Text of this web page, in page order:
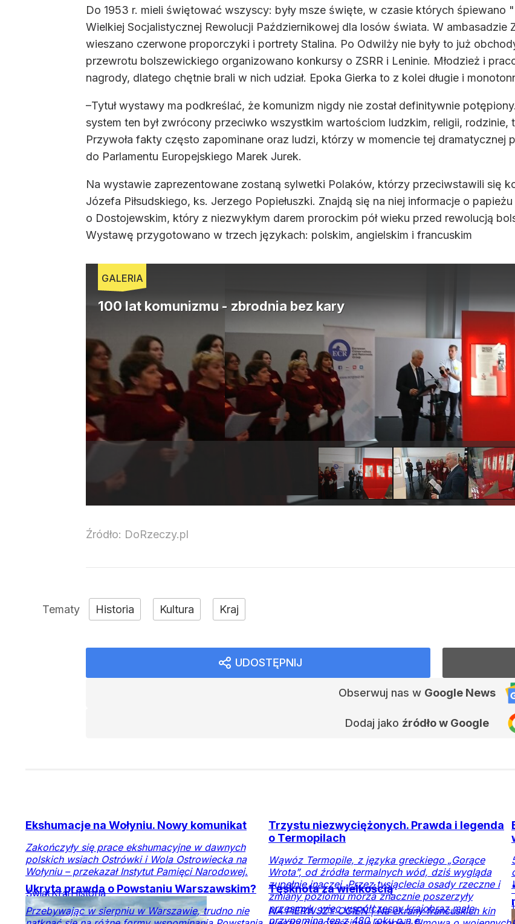
Do 1953 r. mieli świętować wszyscy: były msze święte, w czasie których
Wielkiej Socjalistycznej Rewolucji Październikowej dla losów świata. W
wieszano czerwone proporczyki i portrety Stalina. Po Odwilży nie były to już
przewrotu bolszewickiego organizowano konkursy o ZSRR i Leninie. Młodzież i
nagrody, dlatego chętnie brali w nich udział. Epoka Gierka to z kolei długie i
–Tytuł wystawy ma podkreślać, że komunizm nigdy nie został definitywnie
system ten był zwrócony przeciwko wszystkim wartościom ludzkim, religii,
Przywoła fakty często zapominane oraz ludzi, którzy w momencie tej dramatycznej
do Parlamentu Europejskiego Marek Jurek.
Na wystawie zaprezentowane zostaną sylwetki Polaków, którzy przeciwstawili się
Józefa Piłsudskiego, ks. Jerzego Popiełuszki. Znajdą się na niej informacje o
o Dostojewskim, który z niezwykłym darem prorockim pół wieku przed rewolucją
Wystawę przygotowano w trzech językach: polskim, angielskim i francuskim
Źródło: DoRzeczy.pl
Historia Kultura Kraj
UDOSTĘPNIJ
Obserwuj nas w Google News
Dodaj jako źródło w Google
Ekshumacje na Wołyniu. Nowy komunikat
Zakończyły się prace ekshumacyjne w dawnych
polskich wsiach Ostrówki i Wola Ostrowiecka na
Wołyniu – przekazał Instytut Pamięci Narodowej.
ŚwiatKrajHistoria
Trzystu niezwyciężonych. Prawda i legenda
o Termopilach
Wąwóz Termopile, z języka greckiego „Gorące
Wrota”, od źródła termalnych wód, dziś wygląda
zupełnie inaczej. Przez tysiąclecia osady rzeczne i
zmiany poziomu morza znacznie poszerzyły
przesmyk, więc współczesny krajobraz mało
przypomina ten z 480 roku p.n.e.
Ukryta prawda o Powstaniu Warszawskim?
Przebywając w sierpniu w Warszawie, trudno nie
Tęsknota za wielkością
NA PIERWSZY OGIEŃ | Na ekrany francuskich kin